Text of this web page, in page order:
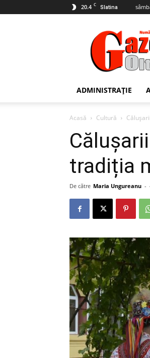
20.4 C Slatina
ADMINISTRAȚIE
Acasă Cultură
tradiția
De către Maria Ungureanu -